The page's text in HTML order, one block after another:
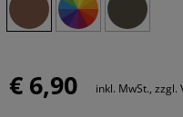
€ 6,90 inkl. MwSt.,